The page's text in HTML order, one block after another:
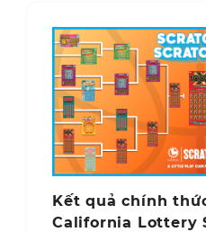
Kết quả chính
California Lottery